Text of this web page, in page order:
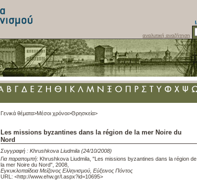
αναλυτική αναζήτηση
Γενικά θέματα>Μέσοι χρόνοι>Θρησκεία>
Les missions byzantines dans la région de la mer Noire du
Nord
Συγγραφή : Khrushkova Liudmila (24/10/2008)
Για παραπομπή: Khrushkova Liudmila, "Les missions byzantines dans la région de
la mer Noire du Nord", 2008
Εγκυκλοπαίδεια Μείζονος Ελληνισμού, Εύξεινος Πόντος
URL: <http://www.ehw.gr/l.aspx?id=10695>